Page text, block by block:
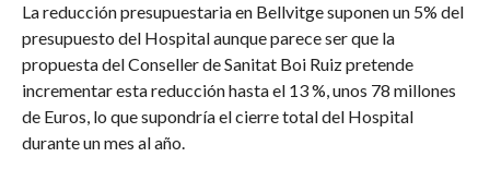
La reducción presupuestaria en Bellvitge suponen un 5% del
presupuesto del Hospital aunque parece ser que la
propuesta del Conseller de Sanitat Boi Ruiz pretende
incrementar esta reducción hasta el 13 %, unos 78 millones
de Euros, lo que supondría el cierre total del Hospital
durante un mes al año.